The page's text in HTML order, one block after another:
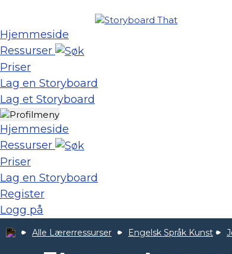
Hjemmeside
Ressurser
Priser
Lag en Storyboard
Lag et Storyboard
Hjemmeside
Ressurser
Priser
Lag en Storyboard
Register
Logg på
Alle Lærerressurser Engelsk Språk Kunst